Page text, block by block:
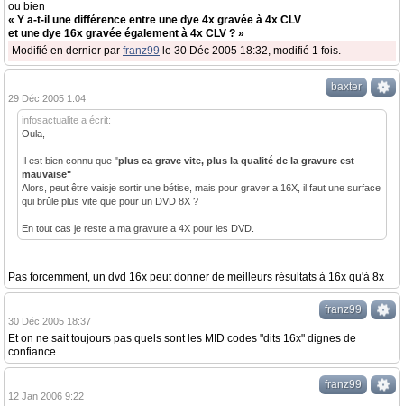
ou bien
« Y a-t-il une différence entre une dye 4x gravée à 4x CLV
et une dye 16x gravée également à 4x CLV ? »
Modifié en dernier par franz99 le 30 Déc 2005 18:32, modifié 1 fois.
baxter
29 Déc 2005 1:04
infosactualite a écrit:
Oula,
Il est bien connu que "plus ca grave vite, plus la qualité de la gravure est
mauvaise"
Alors, peut être vaisje sortir une bétise, mais pour graver a 16X, il faut une surface
qui brûle plus vite que pour un DVD 8X ?
En tout cas je reste a ma gravure a 4X pour les DVD.
Pas forcemment, un dvd 16x peut donner de meilleurs résultats à 16x qu'à 8x
franz99
30 Déc 2005 18:37
Et on ne sait toujours pas quels sont les MID codes "dits 16x" dignes de
confiance ...
franz99
12 Jan 2006 9:22